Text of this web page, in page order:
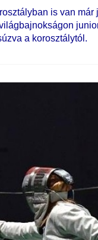
is van
a korosztálytól.